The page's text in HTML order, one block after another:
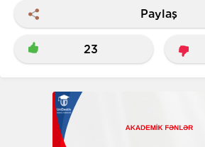
Paylaş
23